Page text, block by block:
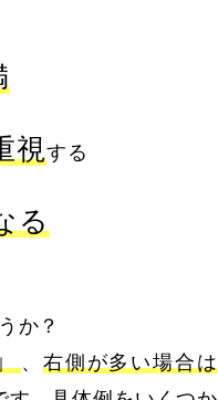
視する
る
か？
、 右側が多い場合は